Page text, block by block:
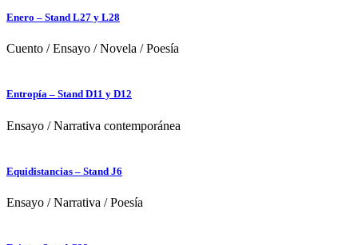
Enero – Stand L27 y L28
Cuento /Ensayo /Novela /Poesía
Entropía – Stand D11 y D12
Ensayo /Narrativa contemporánea
Equidistancias – Stand J6
Ensayo /Narrativa /Poesía